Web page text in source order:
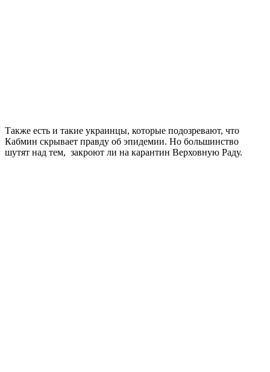
Также есть и такие украинцы, которые подозревают, что
Кабмин скрывает правду об эпидемии. Но большинство
шутят над тем, закроют ли на карантин Верховную Раду.